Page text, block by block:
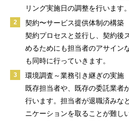
リング実施日の調整を行います。
契約〜サービス提供体制の構築
契約プロセスと並行し、契約後
めるためにも担当者のアサイン
も同時に行っていきます。
環境調査～業務引き継ぎの実施
既存担当者や、既存の委託業者
行います。担当者が退職済みな
ニケーションを取ることが難し